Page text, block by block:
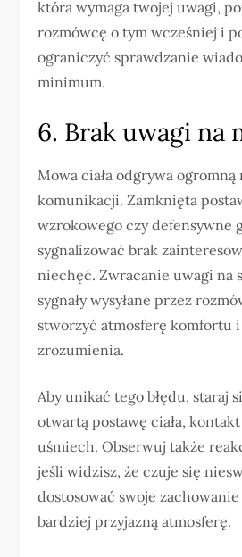
która wymaga twojej uwagi,
rozmówcę o tym wcześniej i
ograniczyć sprawdzanie
minimum.
6. Brak uwagi na
Mowa ciała odgrywa ogromną
komunikacji. Zamknięta
wzrokowego czy defensywne
sygnalizować brak
niechęć. Zwracanie uwagi na
sygnały wysyłane przez
stworzyć atmosferę komfortu
zrozumienia.
Aby unikać tego błędu, staraj
otwartą postawę ciała,
uśmiech. Obserwuj także
jeśli widzisz, że czuje się
dostosować swoje
bardziej przyjazną atmosferę.